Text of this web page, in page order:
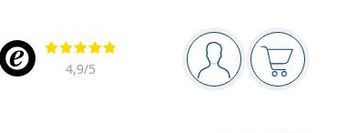
Navigationsleiste
Sie sind Der
Bewertung
4,9/5